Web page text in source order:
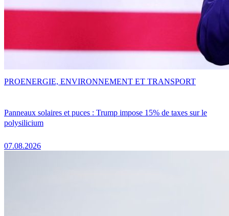
Panneaux solaires et puces : Trump impose 15% de taxes sur le
polysilicium
07.08.2026
PROENERGIE, ENVIRONNEMENT ET TRANSPORT